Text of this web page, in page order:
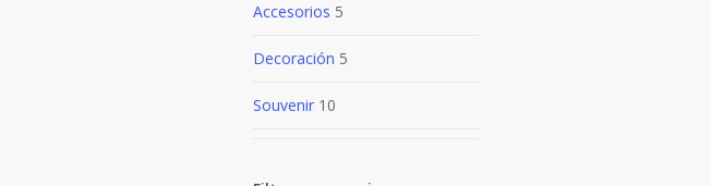
Accesorios 5
Decoración 5
Souvenir 10